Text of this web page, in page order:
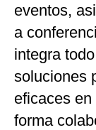
eventos,
a
integra
soluciones
eficaces
forma